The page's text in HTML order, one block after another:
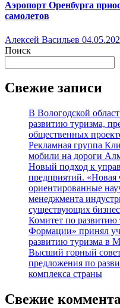
Аэропорт Оренбурга
самолетов
Алексей Васильев
Поиск
Свежие записи
В Вологодской
развитию туризма,
общественных
Рекламная группа
мобили на дороги
Новый подход к
предприятий.
ориентированные
менеджмента
существующих
Комитет по развитию
Формации» принял
развитию туризма в
Высший горный
предложения по
комплекса страны
Свежие